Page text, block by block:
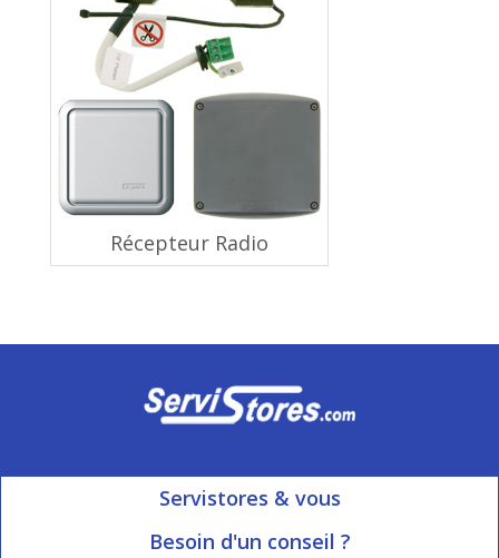
Récepteur Radio
Servistores & vous
Mon compte
Besoin d'un conseil ?